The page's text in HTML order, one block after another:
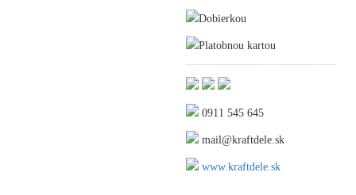
Dobierkou
Platobnou kartou
0911 545 645
mail@kraftdele.sk
www.kraftdele.sk